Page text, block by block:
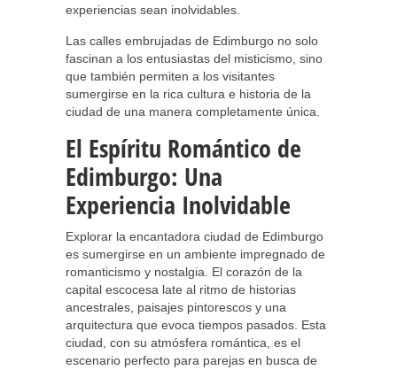
experiencias sean inolvidables.
Las calles embrujadas de Edimburgo no solo
fascinan a los entusiastas del misticismo, sino
que también permiten a los visitantes
sumergirse en la rica cultura e historia de la
ciudad de una manera completamente única.
El Espíritu Romántico de
Edimburgo: Una
Experiencia Inolvidable
Explorar la encantadora ciudad de Edimburgo
es sumergirse en un ambiente impregnado de
romanticismo y nostalgia. El corazón de la
capital escocesa late al ritmo de historias
ancestrales, paisajes pintorescos y una
arquitectura que evoca tiempos pasados. Esta
ciudad, con su atmósfera romántica, es el
escenario perfecto para parejas en busca de